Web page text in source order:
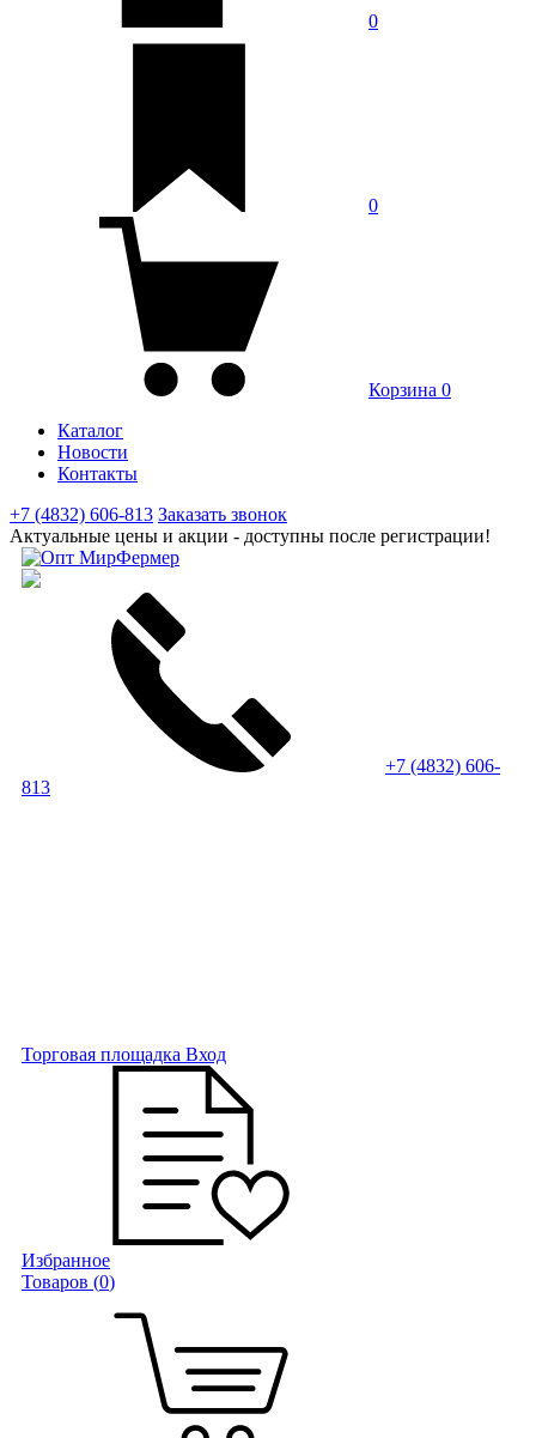
0
0
Корзина 0
Каталог
Новости
Контакты
+7 (4832) 606-813 Заказать звонок
Актуальные цены и акции - доступны после регистрации!
+7 (4832) 606-
813
Торговая площадка Вход
Избранное
Товаров (0)